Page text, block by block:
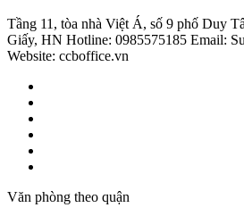
Tầng 11, tòa nhà Việt Á, số 9 phố Duy
Giấy, HN Hotline: 0985575185 Email:
Website: ccboffice.vn
Văn phòng theo quận